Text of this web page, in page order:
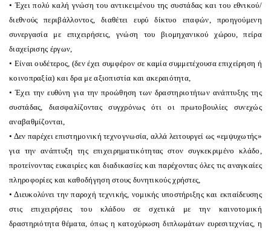
• Έχει πολύ καλή γνώση του αντικειμένου της συστάδας και του εθνικού/
διεθνούς περιβάλλοντος, διαθέτει ευρύ δίκτυο επαφών, προηγούμενη
συνεργασία με επιχειρήσεις, γνώση του βιομηχανικού χώρου, πείρα
διαχείρισης έργων,
• Είναι ουδέτερος, (δεν έχει συμφέρον σε καμία συμμετέχουσα επιχείρηση ή
κοινοπραξία) και δρα με αξιοπιστία και ακεραιότητα,
• Έχει την ευθύνη για την προώθηση των δραστηριοτήτων ανάπτυξης της
συστάδας, διασφαλίζοντας συγχρόνως ότι οι πρωτοβουλίες συνεχώς
αναβαθμίζονται,
• Δεν παρέχει επιστημονική τεχνογνωσία, αλλά λειτουργεί ως «εμψυχωτής»
για την ανάπτυξη της επιχειρηματικότητας στον συγκεκριμένο κλάδο,
προτείνοντας ευκαιρίες και διαδικασίες και παρέχοντας όλες τις αναγκαίες
πληροφορίες και καθοδήγηση στους δυνητικούς χρήστες,
• Διευκολύνει την παροχή τεχνικής, νομικής υποστήριξης και εκπαίδευσης
στις επιχειρήσεις του κλάδου σε σχετικά με την καινοτομική
δραστηριότητα θέματα, όπως η κατοχύρωση διπλωμάτων ευρεσιτεχνίας, η